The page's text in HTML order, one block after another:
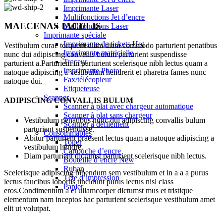
Imprimante Laser
Multifonctions Jet d’encre
Multifonctions Laser
Imprimante spéciale
Imprimante de ticketsHot
Imprimante matricielle
Traceur
Imprimante Photo
Fax/télécopieur
Etiqueteuse
Scanner
Scanner à plat avec chargeur automatique
Scanner à plat sans chargeur
Scanner à défilement
Consommables
Toner
Cartouche d’encre
Bouteille d’encreNew
Ruban
Tête d’impression
Papier
MAECENAS IACULIS
Vestibulum curae torquent diam diam commodo parturient penatibus
nunc dui adipiscing convallis bulum parturient suspendisse
parturient a.Parturient in parturient scelerisque nibh lectus quam a
natoque adipiscing a vestibulum hendrerit et pharetra fames nunc
natoque dui.
ADIPISCING CONVALLIS BULUM
Vestibulum penatibus nunc dui adipiscing convallis bulum
parturient suspendisse.
Abitur parturient praesent lectus quam a natoque adipiscing a
vestibulum hendre.
Diam parturient dictumst parturient scelerisque nibh lectus.
Scelerisque adipiscing bibendum sem vestibulum et in a a a purus
lectus faucibus lobortis tincidunt purus lectus nisl class
eros.Condimentum a et ullamcorper dictumst mus et tristique
elementum nam inceptos hac parturient scelerisque vestibulum amet
elit ut volutpat.